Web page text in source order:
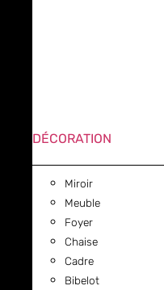
DÉCORATION
Miroir
Meuble
Foyer
Chaise
Cadre
Bibelot